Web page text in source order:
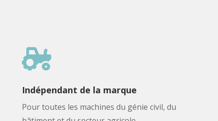

Indépendant de la marque
Pour toutes les machines du génie civil, du